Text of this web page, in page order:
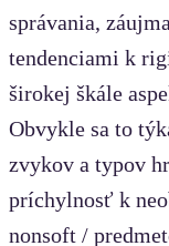
správania,
tendenciami k
širokej škále
Obvykle sa to
zvykov a typov
príchylnosť k
nonsoft /